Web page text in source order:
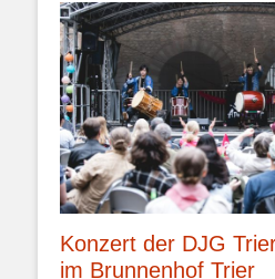
Konzert der DJG
im Brunnenhof Trier